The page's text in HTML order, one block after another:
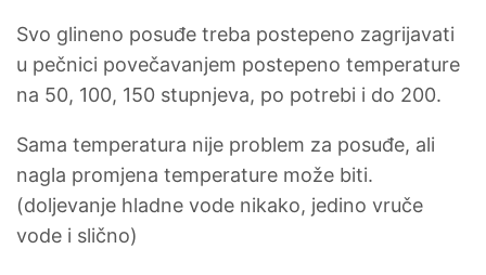
Svo glineno posuđe treba postepeno zagrijavati
u pečnici povečavanjem postepeno temperature
na 50, 100, 150 stupnjeva, po potrebi i do 200.
Sama temperatura nije problem za posuđe, ali
nagla promjena temperature može biti.
(doljevanje hladne vode nikako, jedino vruče
vode i slično)